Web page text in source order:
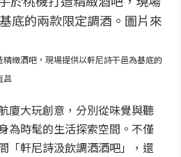
緻酒吧，現場提供以軒尼詩干邑為基底的
昌
廈大玩創意，分別從味覺與聽
為時髦的生活探索空間。不僅
「軒尼詩汲飲調酒酒吧」，還